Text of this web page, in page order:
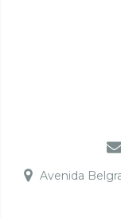
Avenida